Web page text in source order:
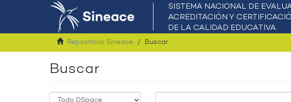
Repositorio Sineace Buscar
Buscar